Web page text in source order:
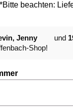
beachten:
Jenny und
Shop!
auswählen